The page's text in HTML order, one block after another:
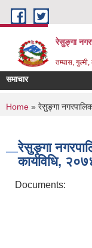
Skip to main content
रेसुङ्गा
तम्घास,
समाचार
You are
Home » रेसुङ्गा
रेसुङ्गा
कार्यविधि,
Documents: